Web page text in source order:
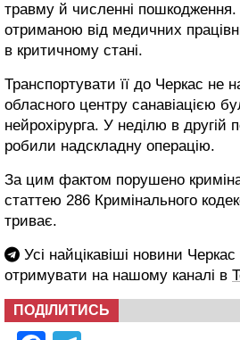
травму й численні
отриманою від медичних
в критичному стані.
Транспортувати її до Черкас не
обласного центру санавіацією
нейрохірурга. У неділю в другій
робили надскладну операцію.
За цим фактом порушено
статтею 286 Кримінального
триває.
Усі найцікавіші новини
отримувати на нашому каналі в
ПОДІЛИТИСЬ